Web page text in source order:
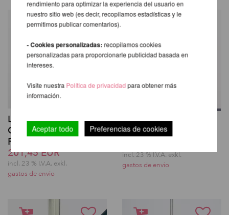
Lupit Pole Classic
Quick Lock Set para
Reequipamiento
201,45 EUR
incl. 23 % I.V.A. exkl.
gastos de envio
Lupit Pole Classic G2
QUICK LOCK
incl. 23 % I.V.A. exkl.
gastos de envio
rendimiento para optimizar la experiencia del usuario en
nuestro sitio web (es decir, recopilamos estadísticas y le
permitimos publicar comentarios).
- Cookies personalizadas: recopilamos cookies
personalizadas para proporcionarle publicidad basada en
intereses.
Visite nuestra Política de privacidadpara obtener más
información.
Aceptar todo Preferencias de cookies